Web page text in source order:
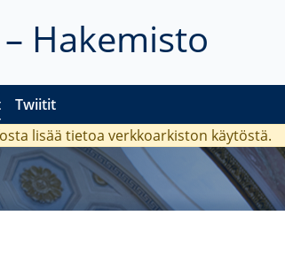
Hakemisto
Twiitit
lisää tietoa verkkoarkiston käytöstä.